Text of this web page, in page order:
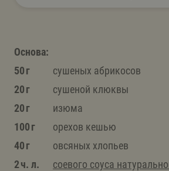
Основа:
50 г
сушеных абрикосов
20 г
сушеной клюквы
20 г
изюма
100 г
орехов кешью
40 г
овсяных хлопьев
2 ч. л.
соевого соуса